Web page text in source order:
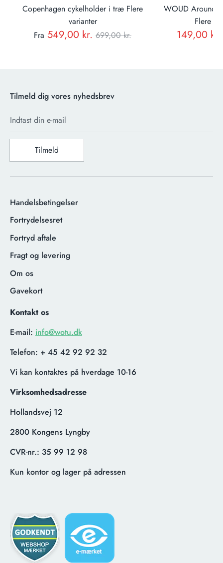
Copenhagen cykelholder i træ Flere
varianter
Fra 549,00 kr. Normal
699,00 kr.
WOUD Around
Flere
149,00 kr.
Tilmeld dig vores nyhedsbrev
Indtast din e-mail
Tilmeld
Handelsbetingelser
Fortrydelsesret
Fortryd aftale
Fragt og levering
Om os
Gavekort
Kontakt os
E-mail: info@wotu.dk
Telefon: + 45 42 92 92 32
Vi kan kontaktes på hverdage 10-16
Virksomhedsadresse
Hollandsvej 12
2800 Kongens Lyngby
CVR-nr.: 35 99 12 98
Kun kontor og lager på adressen